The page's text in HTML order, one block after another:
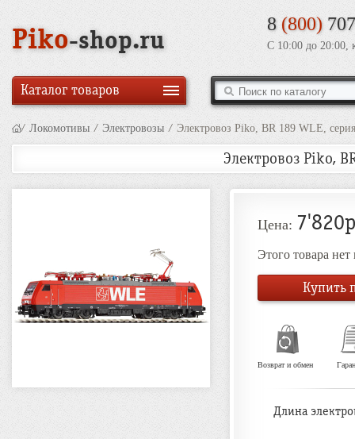
Piko-shop.ru
8 (800)
С 10:00 до 20:00,
Каталог товаров
/ Локомотивы / Электровозы / Электровоз Piko, BR 189 WLE,
Электровоз Piko,
Цена:
Этого товара
Купить
Возврат и обмен
Длина